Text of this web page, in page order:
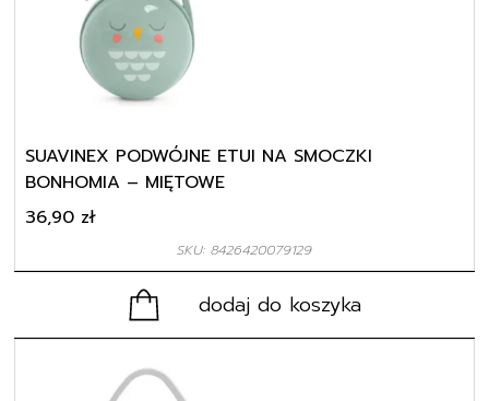
SUAVINEX PODWÓJNE ETUI NA SMOCZKI
BONHOMIA – MIĘTOWE
SKU: 8426420079129
36,90 zł
dodaj do koszyka